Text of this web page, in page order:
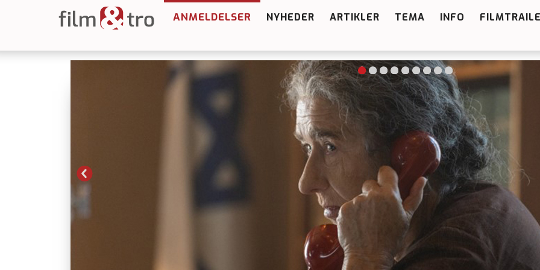
ANMELDELSER NYHEDER ARTIKLER TEMA INFO